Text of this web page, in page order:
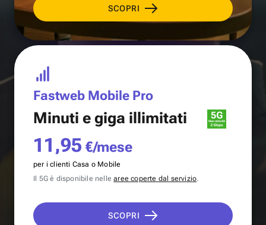
SCOPRI
Fastweb Mobile Pro
Minuti e giga illimitati
11,95 €/mese
per i clienti Casa o Mobile
Il 5G è disponibile nellearee coperte dal servizio.
SCOPRI